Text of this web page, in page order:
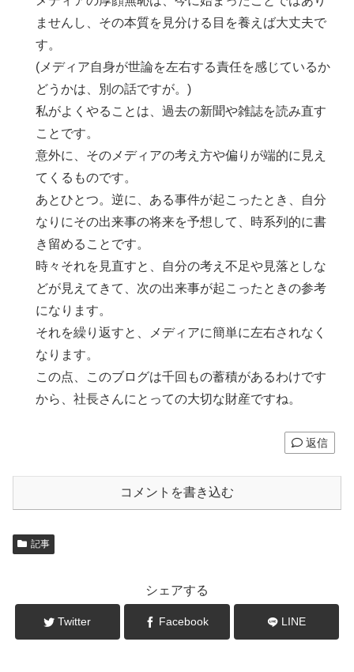
ませんし、その本質を見分ける目を養えば大丈夫で
す。
(メディア自身が世論を左右する責任を感じているか
どうかは、別の話ですが。)
私がよくやることは、過去の新聞や雑誌を読み直す
ことです。
意外に、そのメディアの考え方や偏りが端的に見え
てくるものです。
あとひとつ。逆に、ある事件が起こったとき、自分
なりにその出来事の将来を予想して、時系列的に書
き留めることです。
時々それを見直すと、自分の考え不足や見落としな
どが見えてきて、次の出来事が起こったときの参考
になります。
それを繰り返すと、メディアに簡単に左右されなく
なります。
この点、このブログは千回もの蓄積があるわけです
から、社長さんにとっての大切な財産ですね。
返信
コメントを書き込む
記事
シェアする
Twitter Facebook LINE